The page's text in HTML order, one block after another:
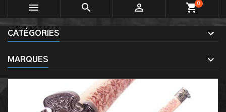
   shopping_cart0
CATÉGORIES
MARQUES